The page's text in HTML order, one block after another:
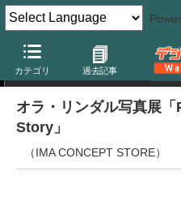
カテゴリ 過去記事
写真展
オラ・リンダル写真展
Story」
（IMA CONCEPT STORE）